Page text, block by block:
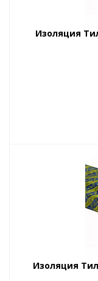
Изоляция
Изоляция